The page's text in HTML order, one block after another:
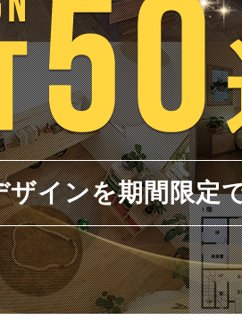
インを期間限定